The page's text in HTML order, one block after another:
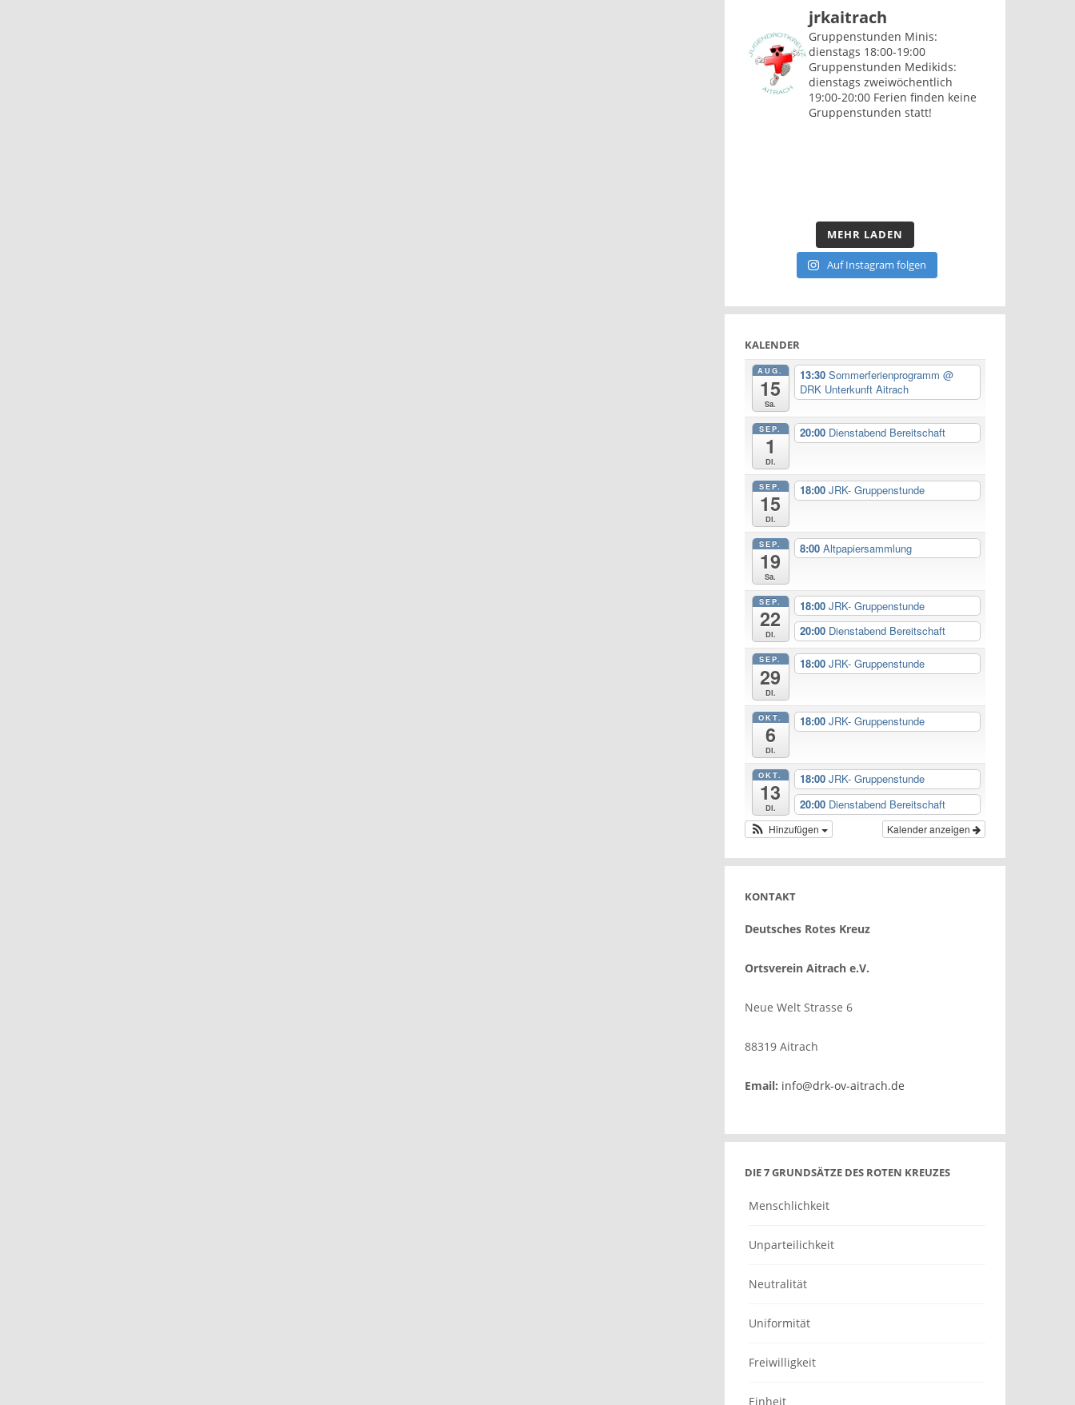
jrkaitrach
Gruppenstunden Minis:
dienstags 18:00-19:00
Gruppenstunden Medikids:
dienstags zweiwöchentlich
19:00-20:00 Ferien finden keine
Gruppenstunden statt!
MEHR LADEN
Auf Instagram folgen
KALENDER
AUG.
15
Sa.
13:30 Sommerferienprogramm @
DRK Unterkunft Aitrach
SEP.
1
Di.
20:00 Dienstabend Bereitschaft
SEP.
15
Di.
18:00 JRK- Gruppenstunde
SEP.
19
Sa.
8:00 Altpapiersammlung
SEP.
22
Di.
18:00 JRK- Gruppenstunde
20:00 Dienstabend Bereitschaft
SEP.
29
Di.
18:00 JRK- Gruppenstunde
OKT.
6
Di.
18:00 JRK- Gruppenstunde
OKT.
13
Di.
18:00 JRK- Gruppenstunde
20:00 Dienstabend Bereitschaft
Kalender anzeigen
Hinzufügen
KONTAKT
Deutsches Rotes Kreuz
Ortsverein Aitrach e.V.
Neue Welt Strasse 6
88319 Aitrach
Email: info@drk-ov-aitrach.de
DIE 7 GRUNDSÄTZE DES ROTEN KREUZES
Menschlichkeit
Unparteilichkeit
Neutralität
Uniformität
Freiwilligkeit
Einheit